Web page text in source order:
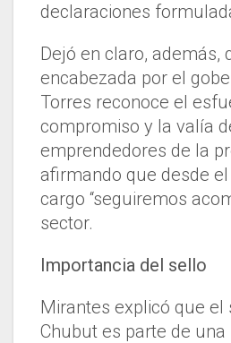
declaraciones
Dejó en claro, además,
encabezada por el
Torres reconoce el
compromiso y la valía
emprendedores de la
afirmando que desde
cargo “seguiremos
sector.
Importancia del sello
Mirantes explicó que el
Chubut es parte de una